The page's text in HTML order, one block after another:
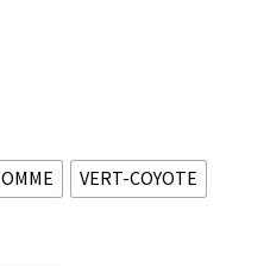
VERT-COYOTE